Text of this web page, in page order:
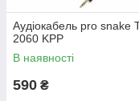
Аудіокабель pro snake
2060 KPP
В наявності
590 ₴